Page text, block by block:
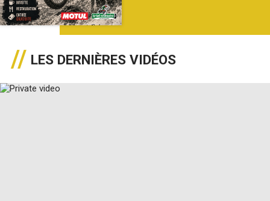
LES DERNIÈRES VIDÉOS